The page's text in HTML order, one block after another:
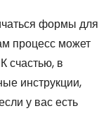
формы для
процесс может
счастью, в
инструкции,
у вас есть